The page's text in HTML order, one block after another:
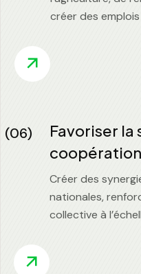
créer des
(06)
Favoriser
Créer des
nationales,
collective à